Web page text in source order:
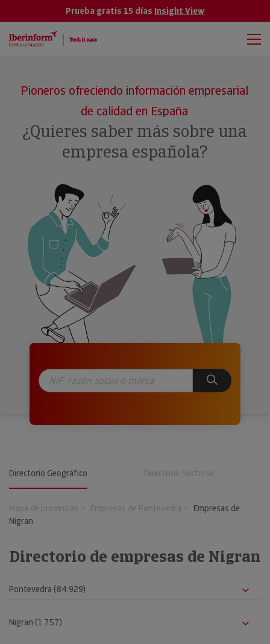
Prueba gratis 15 días Insight View
Pioneros ofreciendo información empresarial
de calidad en España
¿Quieres saber más sobre una
empresa española?
Directorio Geográfico Directorio Sectorial
Mapa de provincias Empresas de Pontevedra
Empresas de
Nigran
Directorio de empresas de Nigran